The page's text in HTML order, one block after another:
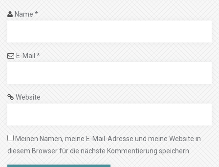
Name *
E-Mail *
Website
Meinen Namen, meine E-Mail-Adresse und meine Website in
diesem Browser für die nächste Kommentierung speichern.